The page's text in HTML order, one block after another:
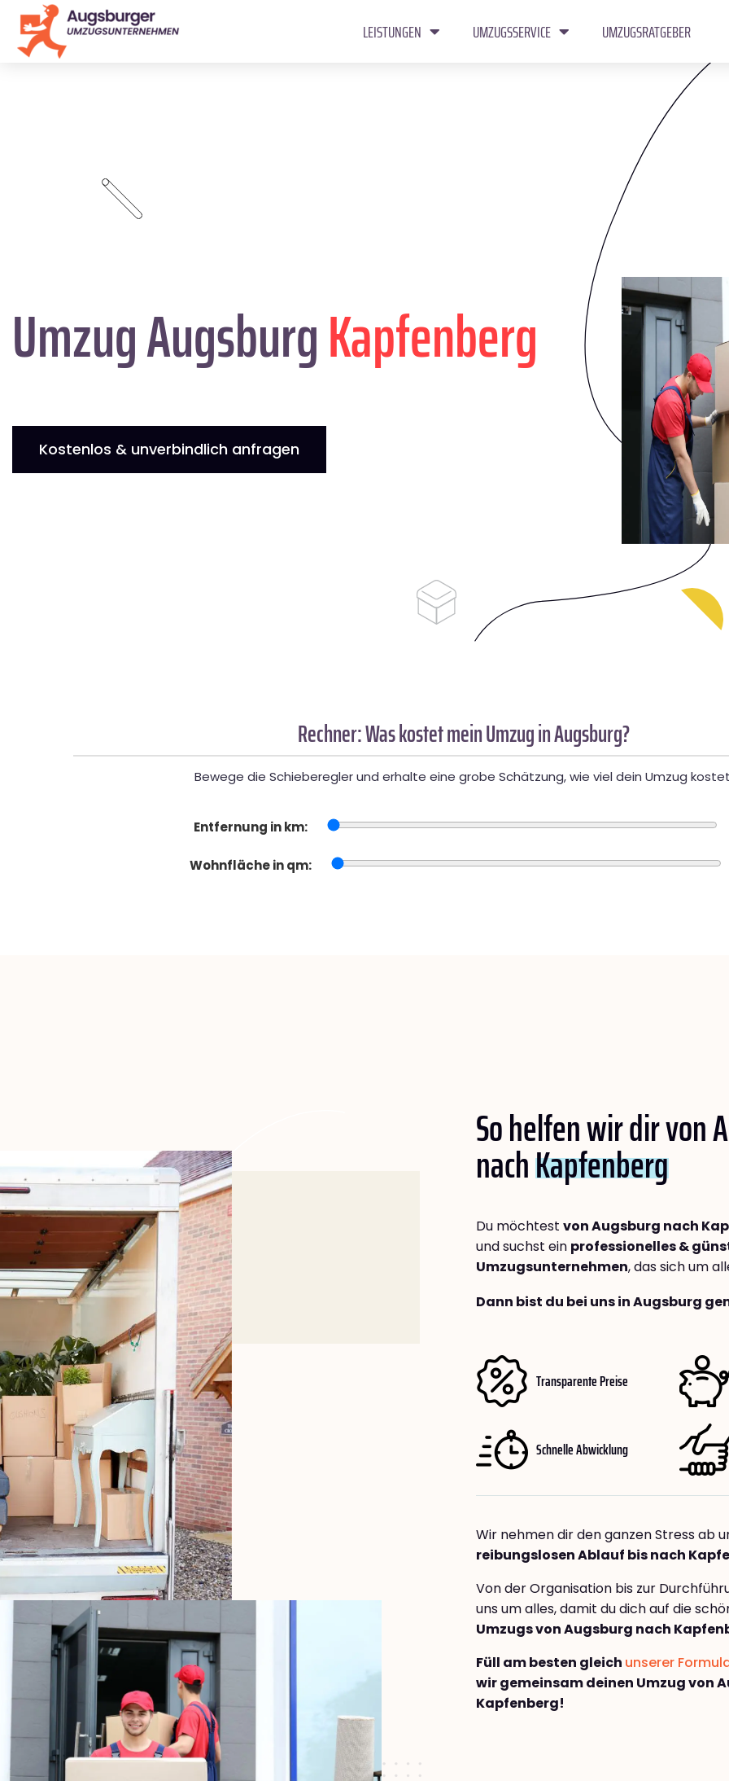
LEISTUNGEN UMZUGSSERVICE UMZUGSRATGEBER
Umzug AugsburgKapfenberg
Kostenlos & unverbindlich anfragen
Rechner: Was kostet mein Umzug in Augsburg?
Bewege die Schieberegler und erhalte eine grobe Schätzung, wie viel dein Umzug
Entfernung in km:
Wohnfläche in qm:
So helfen wir dir von
nachKapfenberg
Du möchtest von Augsburg nach
und suchst ein professionelles &
Umzugsunternehmen, das sich um
Dann bist du bei uns in Augsburg
Transparente Preise
Schnelle Abwicklung
Wir nehmen dir den ganzen Stress ab
reibungslosen Ablauf bis nach
Von der Organisation bis zur
uns um alles, damit du dich auf die
Umzugs von Augsburg nach
Füll am besten gleich unserer
wir gemeinsam deinen Umzug von
Kapfenberg!